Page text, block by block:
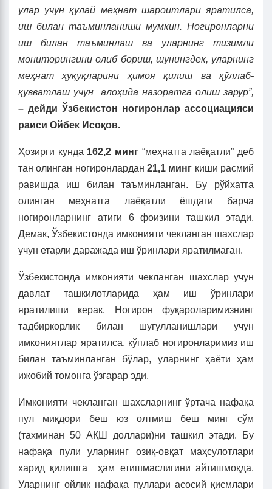
улар учун қулай меҳнат шароитлари яратилса,
иш билан таъминланиши мумкин. Ногиронларни
иш билан таъминлаш ва уларнинг тизимли
мониторингини олиб бориш, шунингдек, уларнинг
меҳнат ҳуқуқларини ҳимоя қилиш ва қўллаб-
қувватлаш учун алоҳида назоратга олиш зарур”,
– дейди Ўзбекистон ногиронлар ассоциацияси
раиси Ойбек Исоқов.
Ҳозирги кунда 162,2 минг “меҳнатга лаёқатли” деб
тан олинган ногиронлардан 21,1 минг киши расмий
равишда иш билан таъминланган. Бу рўйхатга
олинган меҳнатга лаёқатли ёшдаги барча
ногиронларнинг атиги 6 фоизини ташкил этади.
Демак, Ўзбекистонда имконияти чекланган шахслар
учун етарли даражада иш ўринлари яратилмаган.
Ўзбекистонда имконияти чекланган шахслар учун
давлат ташкилотларида ҳам иш ўринлари
яратилиши керак. Ногирон фуқароларимизнинг
тадбиркорлик билан шуғулланишлари учун
имкониятлар яратилса, кўплаб ногиронларимиз иш
билан таъминланган бўлар, уларнинг ҳаёти ҳам
ижобий томонга ўзгарар эди.
Имконияти чекланган шахсларнинг ўртача нафақа
пул миқдори беш юз олтмиш беш минг сўм
(тахминан 50 АҚШ доллари)ни ташкил этади. Бу
нафақа пули уларнинг озиқ-овқат маҳсулотлари
харид қилишга ҳам етишмаслигини айтишмоқда.
Уларнинг ойлик нафақа пуллари асосий қисмлари